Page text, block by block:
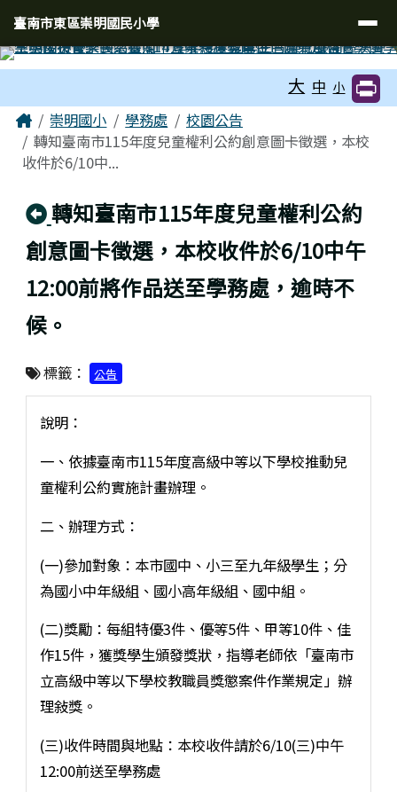
臺南市東區崇明國民小學
導覽列
臺南市東區崇明國民小學
大 中 小
主內容區域
Home崇明國小 學務處
校園公告
轉知臺南市115年度兒童權利公約創意圖卡徵選，本校
收件於6/10中...
回上頁
轉知臺南市115年度兒童權利公約
創意圖卡徵選，本校收件於6/10中午
12:00前將作品送至學務處，逾時不
候。
標籤： 公告
說明：
一、依據臺南市115年度高級中等以下學校推動兒
童權利公約實施計畫辦理。
二、辦理方式：
(一)參加對象：本市國中、小三至九年級學生；分
為國小中年級組、國小高年級組、國中組。
(二)獎勵：每組特優3件、優等5件、甲等10件、佳
作15件，獲獎學生頒發獎狀，指導老師依「臺南市
立高級中等以下學校教職員獎懲案件作業規定」辦
理敍獎。
(三)收件時間與地點：本校收件請於6/10(三)中午
12:00前送至學務處
頁尾區域